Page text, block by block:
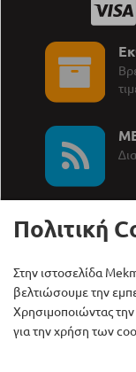
Καλέστε μας:
+30 210 27 58 228
Πολιτική
Στην ιστοσελίδα
βελτιώσουμε την
Χρησιμοποιώντας την
για την χρήση των